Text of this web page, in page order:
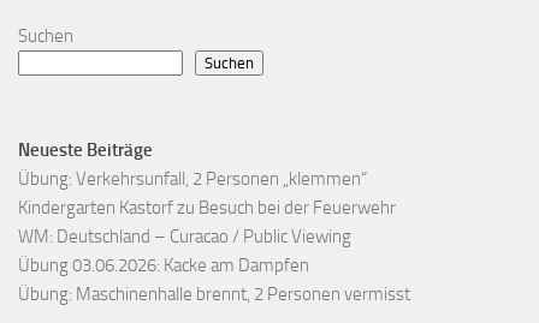
Suchen
Suchen
Neueste Beiträge
Übung: Verkehrsunfall, 2 Personen „klemmen“
Kindergarten Kastorf zu Besuch bei der Feuerwehr
WM: Deutschland – Curacao / Public Viewing
Übung 03.06.2026: Kacke am Dampfen
Übung: Maschinenhalle brennt, 2 Personen vermisst